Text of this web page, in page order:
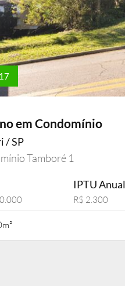
em Condomínio
/ SP
Tamboré 1
IPTU Anual
R$ 2.300